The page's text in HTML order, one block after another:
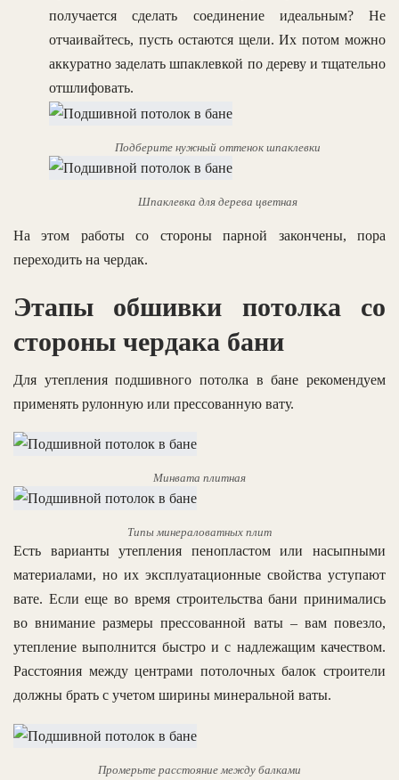
получается сделать соединение идеальным? Не
отчаивайтесь, пусть остаются щели. Их потом можно
аккуратно заделать шпаклевкой по дереву и тщательно
отшлифовать.
Подберите нужный оттенок шпаклевки
Шпаклевка для дерева цветная
На этом работы со стороны парной закончены, пора
переходить на чердак.
Этапы обшивки потолка со
стороны чердака бани
Для утепления подшивного потолка в бане рекомендуем
применять рулонную или прессованную вату.
Минвата плитная
Типы минераловатных плит
Есть варианты утепления пенопластом или насыпными
материалами, но их эксплуатационные свойства уступают
вате. Если еще во время строительства бани принимались
во внимание размеры прессованной ваты – вам повезло,
утепление выполнится быстро и с надлежащим качеством.
Расстояния между центрами потолочных балок строители
должны брать с учетом ширины минеральной ваты.
Промерьте расстояние между балками